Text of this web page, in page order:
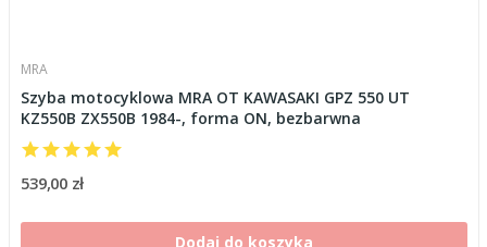
MRA
Szyba motocyklowa MRA OT KAWASAKI GPZ 550 UT
KZ550B ZX550B 1984-, forma ON, bezbarwna
539,00 zł
Dodaj do koszyka